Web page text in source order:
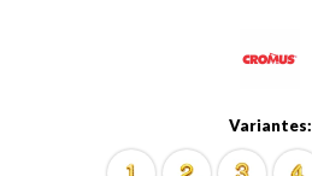
Variantes: